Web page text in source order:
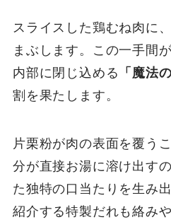
スライスした鶏むね肉に
まぶします。この一手間
内部に閉じ込める 「魔法
割を果たします。
片栗粉が肉の表面を覆う
分が直接お湯に溶け出す
た独特の口当たりを生み
紹介する特製だれも絡み